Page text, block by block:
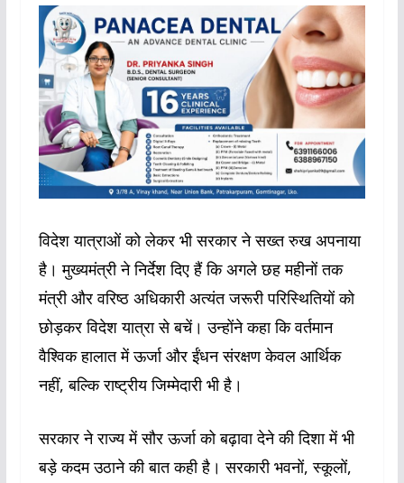
विदेश यात्राओं को लेकर भी सरकार ने सख्त रुख अपनाया
है। मुख्यमंत्री ने निर्देश दिए हैं कि अगले छह महीनों तक
मंत्री और वरिष्ठ अधिकारी अत्यंत जरूरी परिस्थितियों को
छोड़कर विदेश यात्रा से बचें। उन्होंने कहा कि वर्तमान
वैश्विक हालात में ऊर्जा और ईंधन संरक्षण केवल आर्थिक
नहीं, बल्कि राष्ट्रीय जिम्मेदारी भी है।
सरकार ने राज्य में सौर ऊर्जा को बढ़ावा देने की दिशा में भी
बड़े कदम उठाने की बात कही है। सरकारी भवनों, स्कूलों,